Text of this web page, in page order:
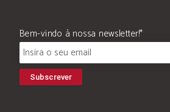
Bem-vindo à nossa newsletter!*